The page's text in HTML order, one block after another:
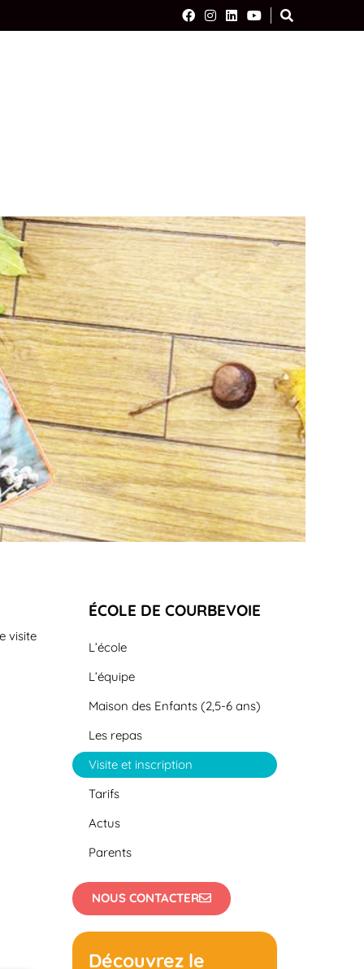
visite
ÉCOLE DE COURBEVOIE
L’école
L’équipe
Maison des Enfants (2,5-6 ans)
Les repas
Visite et inscription
Tarifs
Actus
Parents
NOUS CONTACTER
Découvrez le